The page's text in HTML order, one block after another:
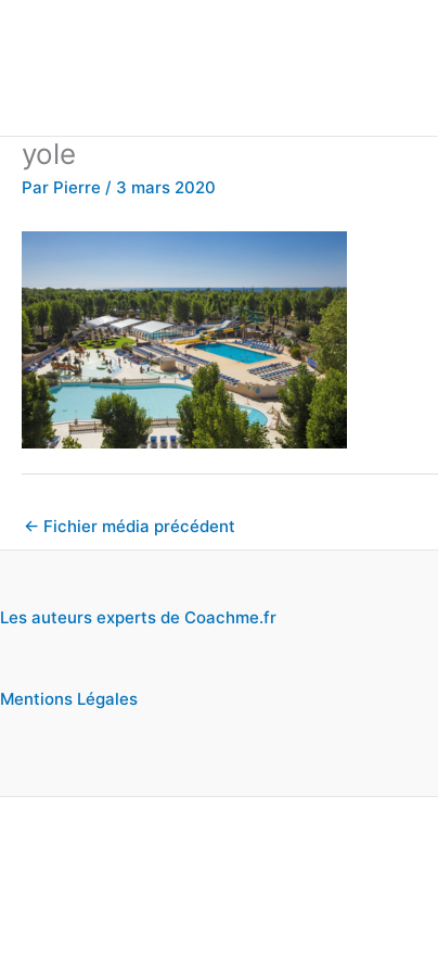
yole
Par Pierre / 3 mars 2020
← Fichier média précédent
Les auteurs experts de Coachme.fr
Mentions Légales